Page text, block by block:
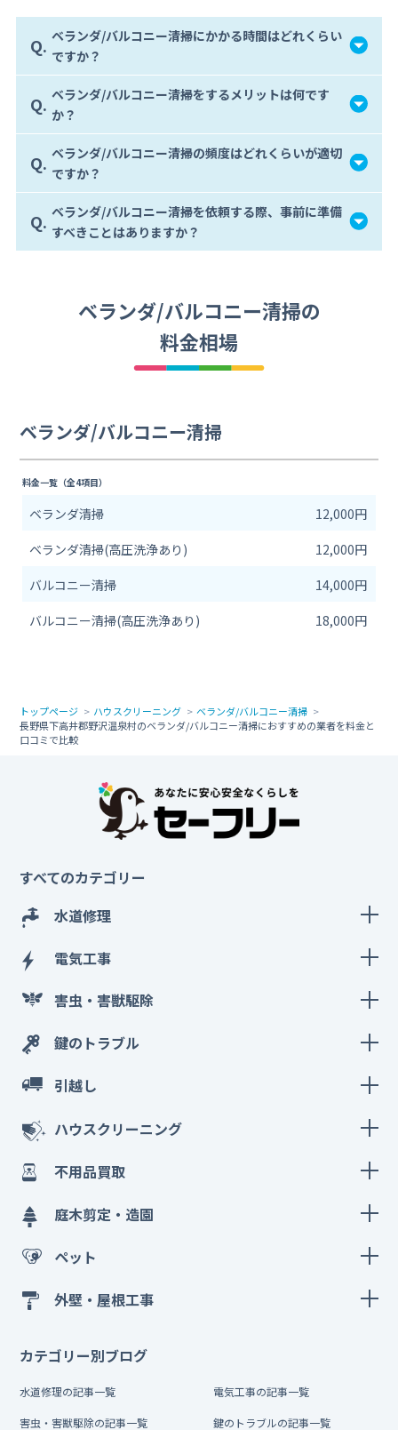
Q. ベランダ/バルコニー清掃にかかる時間はどれくらい
ですか？
Q. ベランダ/バルコニー清掃をするメリットは何です
か？
Q. ベランダ/バルコニー清掃の頻度はどれくらいが適切
ですか？
Q. ベランダ/バルコニー清掃を依頼する際、事前に準備
すべきことはありますか？
ベランダ/バルコニー清掃の
料金相場
ベランダ/バルコニー清掃
料金一覧（全4項目）
ベランダ清掃
12,000円
ベランダ清掃(高圧洗浄あり)
12,000円
バルコニー清掃
14,000円
バルコニー清掃(高圧洗浄あり)
18,000円
トップページ ハウスクリーニング
ベランダ/バルコニー清掃
長野県下高井郡野沢温泉村のベランダ/バルコニー清掃におすすめの業者を料金と
口コミで比較
すべてのカテゴリー
水道修理
電気工事
害虫・害獣駆除
鍵のトラブル
引越し
ハウスクリーニング
不用品買取
庭木剪定・造園
ペット
外壁・屋根工事
カテゴリー別ブログ
水道修理の記事一覧 電気工事の記事一覧
害虫・害獣駆除の記事一覧 鍵のトラブルの記事一覧